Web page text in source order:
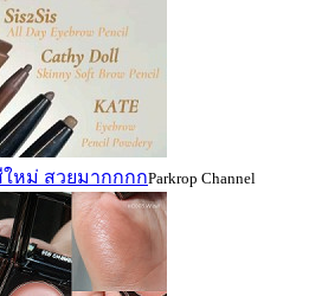
ใหม่ สวยมากกกกParkrop Channel